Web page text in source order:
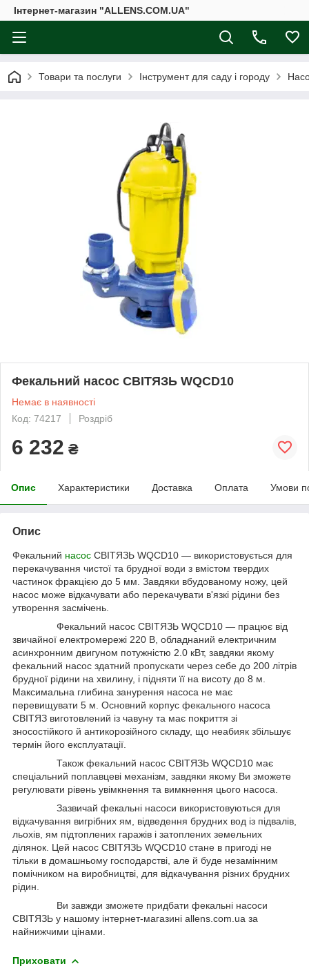
Інтернет-магазин "ALLENS.COM.UA"
Товари та послуги Інструмент для саду і городу
Фекальний насос СВIТЯЗЬ WQCD10
Немає в наявності
Код: 74217
Роздріб
6 232 ₴
Опис Характеристики Доставка Оплата Умови
Опис
Фекальний насос СВIТЯЗЬ WQCD10 — використовується для
перекачування чистої та брудної води з вмістом твердих
частинок фракцією до 5 мм. Завдяки вбудованому ножу, цей
насос може відкачувати або перекачувати в'язкі рідини без
утворення засмічень.
Фекальний насос СВIТЯЗЬ WQCD10 — працює від
звичайної електромережі 220 В, обладнаний електричним
асинхронним двигуном потужністю 2.0 кВт, завдяки якому
фекальний насос здатний пропускати через себе до 200 літрів
брудної рідини на хвилину, і підняти її на висоту до 8 м.
Максимальна глибина занурення насоса не має
перевищувати 5 м. Основний корпус фекального насоса
СВIТЯЗ виготовлений із чавуну та має покриття зі
зносостійкого й антикорозійного складу, що неабияк збільшує
термін його експлуатації.
Також фекальний насос СВIТЯЗЬ WQCD10 має
спеціальний поплавцеві механізм, завдяки якому Ви зможете
регулювати рівень увімкнення та вимкнення цього насоса.
Зазвичай фекальні насоси використовуються для
відкачування вигрібних ям, відведення брудних вод із підвалів,
льохів, ям підтоплених гаражів і затоплених земельних
ділянок. Цей насос СВIТЯЗЬ WQCD10 стане в пригоді не
тільки в домашньому господарстві, але й буде незамінним
помічником на виробництві, для відкачування різних брудних
рідин.
Ви завжди зможете придбати фекальні насоси
СВIТЯЗЬ у нашому інтернет-магазині allens.com.ua за
найнижчими цінами.
Приховати